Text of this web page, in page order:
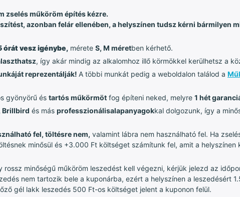
zselés műköröm építés kézre.
azonban felár ellenében, a helyszínen tudsz kérni bármilyen
órát vesz igénybe, mérete S, M méretben kérhető.
, így akár mindig az alkalomhoz illő körmökkel kerülhetsz a
reprezentálják! A többi munkát pedig a weboldalon találod a
gyönyörű és tartós műkörmöt fog építeni neked, melyre 1 hét
Brillbird és más professzionálisalapanyagokkal dolgozunk, így a
fel, töltésre nem, valamint lábra nem használható fel. Ha
minősül és +3.000 Ft költséget számítunk fel, amit a helyszínen
rossz minőségű műköröm leszedést kell végezni, kérjük jelezd az
nem tartozik bele a kuponárba, ezért a helyszínen a leszedésért
gél lakk leszedés 500 Ft-os költséget jelent a kuponon felül.